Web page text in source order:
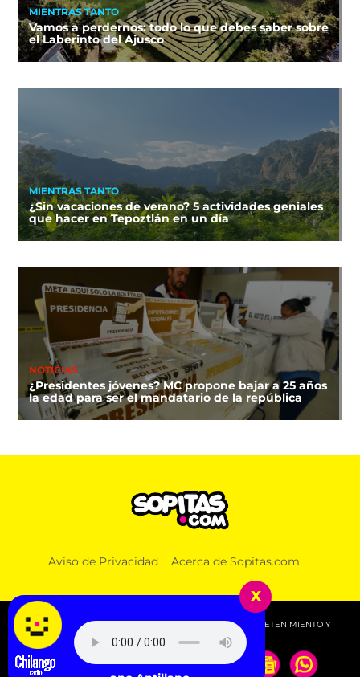
MIENTRAS TANTO
Vamos a perdernos: todo lo que debes saber sobre
el Laberinto del Ajusco
MIENTRAS TANTO
¿Sin vacaciones de verano? 5 actividades geniales
que hacer en Tepoztlán en un día
NOTICIAS
¿Presidentes jóvenes? MC propone bajar a 25 años
la edad para ser el mandatario de la república
¿A qué hora y dónde ver la clausura de los Juegos
Aviso de Privacidad Acerca de Sopitas.com
© 2026 SOPITAS.COM - MÚSICA, NOTICIAS, DEPORTES, ENTRETENIMIENTO Y
MÁS!.
x